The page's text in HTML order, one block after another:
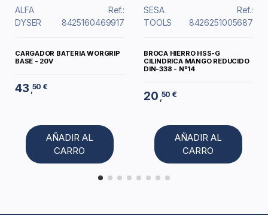
ALFA
DYSER
Ref.:
8425160469917
CARGADOR BATERIA WORGRIP
BASE - 20V
43 ,50 €
AÑADIR AL
CARRO
SESA
TOOLS
Ref.:
8426251005687
BROCA HIERRO HSS-G
CILINDRICA MANGO REDUCIDO
DIN-338 - Nº14
20 ,50 €
AÑADIR AL
CARRO